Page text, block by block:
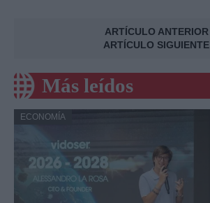
ARTÍCULO ANTERIOR
ARTÍCULO SIGUIENTE
Más leídos
ECONOMÍA